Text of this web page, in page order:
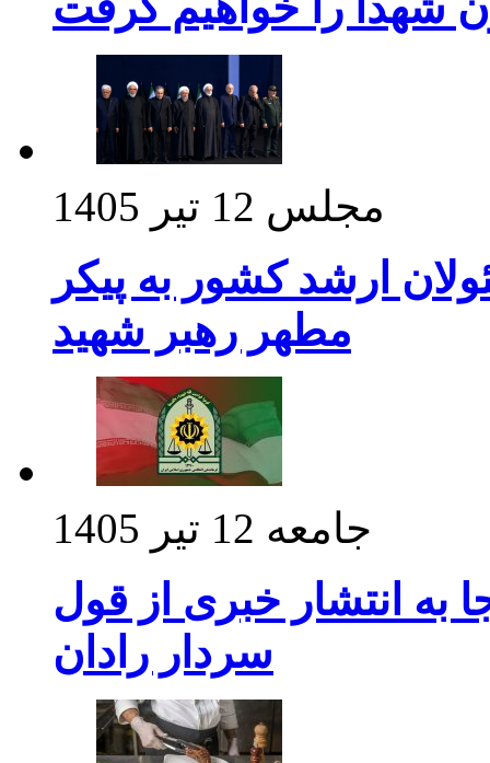
مجلس 12 تیر 1405
ارشد کشور به پیکر
مطهر رهبر شهید
جامعه 12 تیر 1405
به انتشار خبری از قول
سردار رادان